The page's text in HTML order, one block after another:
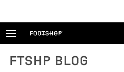
FTSHP blog